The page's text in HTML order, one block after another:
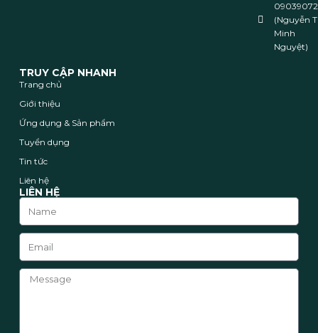
(Nguyễn
Minh
Nguyệt)
TRUY CẬP NHANH
Trang chủ
Giới thiệu
Ứng dụng & Sản phẩm
Tuyển dụng
Tin tức
Liên hệ
LIÊN HỆ